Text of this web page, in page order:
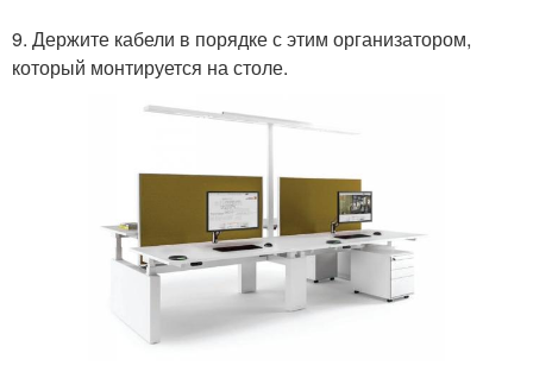
9. Держите кабели в порядке с этим организатором,
который монтируется на столе.